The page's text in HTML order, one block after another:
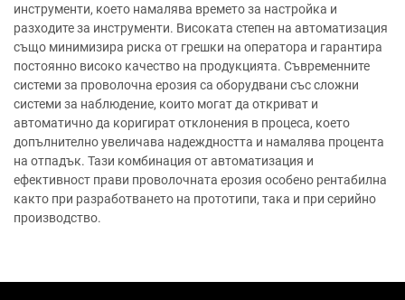
инструменти, което намалява времето за настройка и
разходите за инструменти. Високата степен на автоматизация
също минимизира риска от грешки на оператора и гарантира
постоянно високо качество на продукцията. Съвременните
системи за проволочна ерозия са оборудвани със сложни
системи за наблюдение, които могат да откриват и
автоматично да коригират отклонения в процеса, което
допълнително увеличава надеждността и намалява процента
на отпадък. Тази комбинация от автоматизация и
ефективност прави проволочната ерозия особено рентабилна
както при разработването на прототипи, така и при серийно
производство.